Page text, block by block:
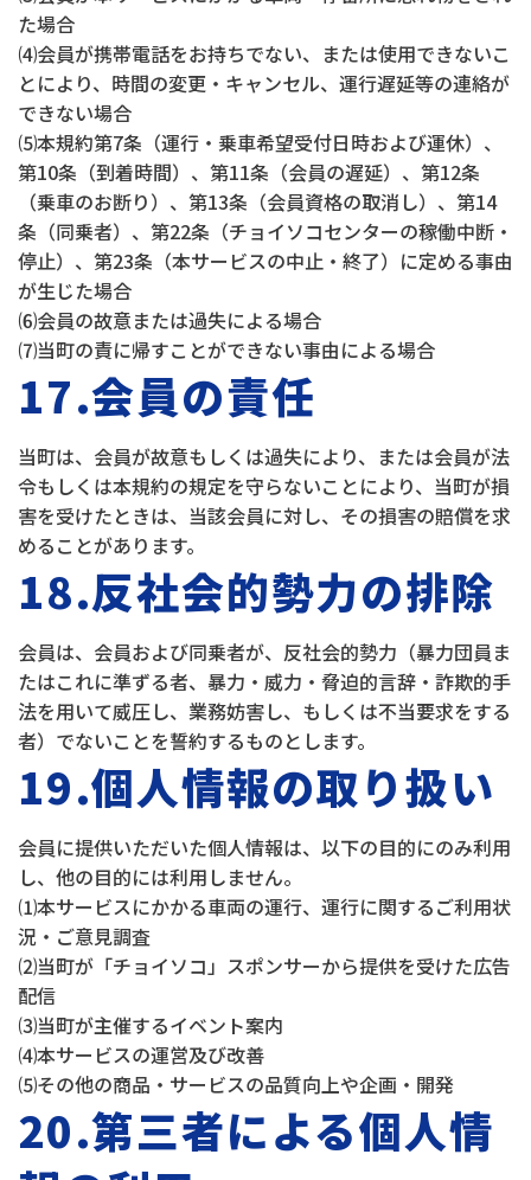
た場合
⑷会員が携帯電話をお持ちでない、または使用できないこ
とにより、時間の変更・キャンセル、運行遅延等の連絡が
できない場合
⑸本規約第7条（運行・乗車希望受付日時および運休）、
第10条（到着時間）、第11条（会員の遅延）、第12条
（乗車のお断り）、第13条（会員資格の取消し）、第14
条（同乗者）、第22条（チョイソコセンターの稼働中断・
停止）、第23条（本サービスの中止・終了）に定める事由
が生じた場合
⑹会員の故意または過失による場合
⑺当町の責に帰すことができない事由による場合
17.会員の責任
当町は、会員が故意もしくは過失により、または会員が法
令もしくは本規約の規定を守らないことにより、当町が損
害を受けたときは、当該会員に対し、その損害の賠償を求
めることがあります。
18.反社会的勢力の排除
会員は、会員および同乗者が、反社会的勢力（暴力団員ま
たはこれに準ずる者、暴力・威力・脅迫的言辞・詐欺的手
法を用いて威圧し、業務妨害し、もしくは不当要求をする
者）でないことを誓約するものとします。
19.個人情報の取り扱い
会員に提供いただいた個人情報は、以下の目的にのみ利用
し、他の目的には利用しません。
⑴本サービスにかかる車両の運行、運行に関するご利用状
況・ご意見調査
⑵当町が「チョイソコ」スポンサーから提供を受けた広告
配信
⑶当町が主催するイベント案内
⑷本サービスの運営及び改善
⑸その他の商品・サービスの品質向上や企画・開発
20.第三者による個人情